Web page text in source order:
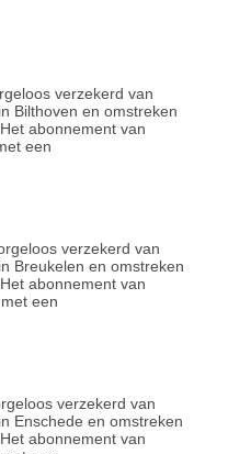
verzekerd van
Bilthoven en omstreken
abonnement van
een
verzekerd van
Breukelen en omstreken
abonnement van
een
verzekerd van
Enschede en omstreken
abonnement van